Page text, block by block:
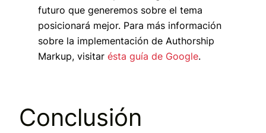
futuro que generemos sobre el tema
posicionará mejor. Para más información
sobre la implementación de Authorship
Markup, visitar ésta guía de Google.
Conclusión